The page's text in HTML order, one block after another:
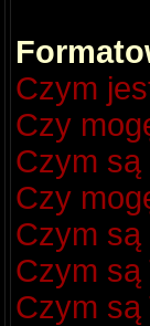
Czym
Czy
Czym są
Czy
Czym są
Czym są
Czym są